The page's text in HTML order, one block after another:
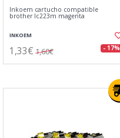
Inkoem cartucho compatible
brother lc223m magenta
INKOEM
1,33€ 1,60€ - 17%